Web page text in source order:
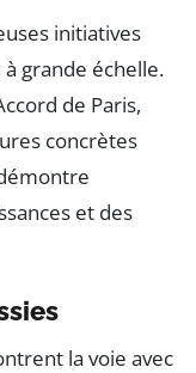
initiatives
à grande échelle.
de Paris,
concrètes
et des
la voie avec